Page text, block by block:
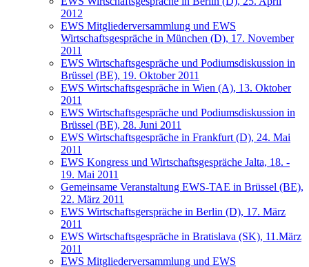
2012
EWS Mitgliederversammlung und EWS
Wirtschaftsgespräche in München (D), 17. November
2011
EWS Wirtschaftsgespräche und Podiumsdiskussion in
Brüssel (BE), 19. Oktober 2011
EWS Wirtschaftsgespräche in Wien (A), 13. Oktober
2011
EWS Wirtschaftsgespräche und Podiumsdiskussion in
Brüssel (BE), 28. Juni 2011
EWS Wirtschaftsgespräche in Frankfurt (D), 24. Mai
2011
EWS Kongress und Wirtschaftsgespräche Jalta, 18. -
19. Mai 2011
Gemeinsame Veranstaltung EWS-TAE in Brüssel (BE),
22. März 2011
EWS Wirtschaftsgerspräche in Berlin (D), 17. März
2011
EWS Wirtschaftsgespräche in Bratislava (SK), 11.März
2011
EWS Mitgliederversammlung und EWS